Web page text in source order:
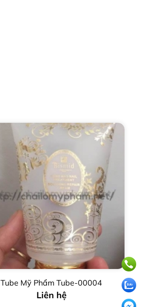
Tube Mỹ Phẩm Tube-00004
Liên hệ